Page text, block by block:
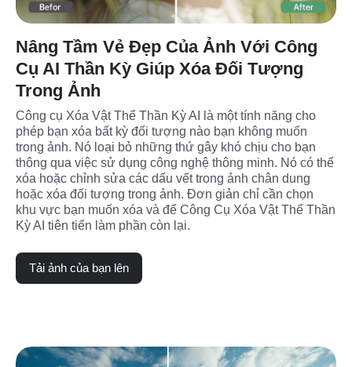
Nâng Tầm Vẻ Đẹp Của Ảnh Với Công
Cụ AI Thần Kỳ Giúp Xóa Đối Tượng
Trong Ảnh
Công cụ Xóa Vật Thể Thần Kỳ AI là một tính năng cho
phép bạn xóa bất kỳ đối tượng nào bạn không muốn
trong ảnh. Nó loại bỏ những thứ gây khó chịu cho bạn
thông qua việc sử dụng công nghệ thông minh. Nó có thể
xóa hoặc chỉnh sửa các dấu vết trong ảnh chân dung
hoặc xóa đối tượng trong ảnh. Đơn giản chỉ cần chọn
khu vực bạn muốn xóa và để Công Cụ Xóa Vật Thể Thần
Kỳ AI tiên tiến làm phần còn lại.
Tải ảnh của bạn lên